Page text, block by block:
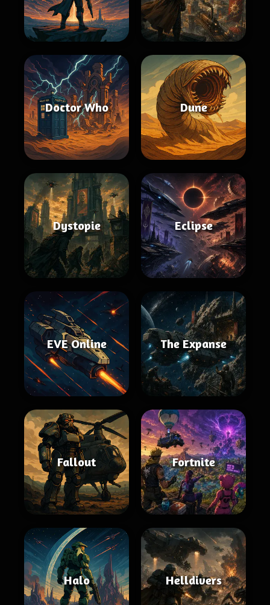
Doctor Who Dune
Dystopie Eclipse
EVE Online The Expanse
Fallout Fortnite
Halo Helldivers